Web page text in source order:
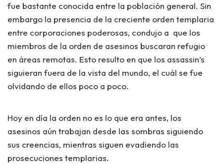
fue bastante conocida entre la población general. Sin
embargo la presencia de la creciente orden templaria
entre corporaciones poderosas, condujo a que los
miembros de la orden de asesinos buscaran refugio
en áreas remotas. Esto resulto en que los assassin’s
siguieran fuera de la vista del mundo, el cuál se fue
olvidando de ellos poco a poco.
Hoy en día la orden no es lo que era antes, los
asesinos aún trabajan desde las sombras siguiendo
sus creencias, mientras siguen evadiendo las
prosecuciones templarias.